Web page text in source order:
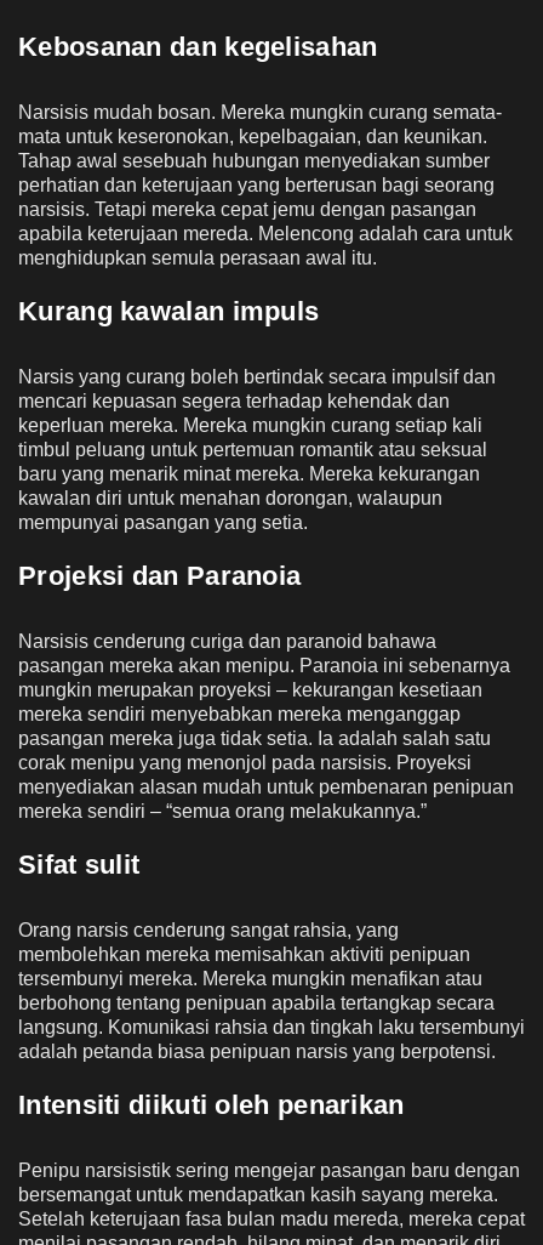
Kebosanan dan kegelisahan
Narsisis mudah bosan. Mereka mungkin curang semata-
mata untuk keseronokan, kepelbagaian, dan keunikan.
Tahap awal sesebuah hubungan menyediakan sumber
perhatian dan keterujaan yang berterusan bagi seorang
narsisis. Tetapi mereka cepat jemu dengan pasangan
apabila keterujaan mereda. Melencong adalah cara untuk
menghidupkan semula perasaan awal itu.
Kurang kawalan impuls
Narsis yang curang boleh bertindak secara impulsif dan
mencari kepuasan segera terhadap kehendak dan
keperluan mereka. Mereka mungkin curang setiap kali
timbul peluang untuk pertemuan romantik atau seksual
baru yang menarik minat mereka. Mereka kekurangan
kawalan diri untuk menahan dorongan, walaupun
mempunyai pasangan yang setia.
Projeksi dan Paranoia
Narsisis cenderung curiga dan paranoid bahawa
pasangan mereka akan menipu. Paranoia ini sebenarnya
mungkin merupakan proyeksi – kekurangan kesetiaan
mereka sendiri menyebabkan mereka menganggap
pasangan mereka juga tidak setia. Ia adalah salah satu
corak menipu yang menonjol pada narsisis. Proyeksi
menyediakan alasan mudah untuk pembenaran penipuan
mereka sendiri – “semua orang melakukannya.”
Sifat sulit
Orang narsis cenderung sangat rahsia, yang
membolehkan mereka memisahkan aktiviti penipuan
tersembunyi mereka. Mereka mungkin menafikan atau
berbohong tentang penipuan apabila tertangkap secara
langsung. Komunikasi rahsia dan tingkah laku tersembunyi
adalah petanda biasa penipuan narsis yang berpotensi.
Intensiti diikuti oleh penarikan
Penipu narsisistik sering mengejar pasangan baru dengan
bersemangat untuk mendapatkan kasih sayang mereka.
Setelah keterujaan fasa bulan madu mereda, mereka cepat